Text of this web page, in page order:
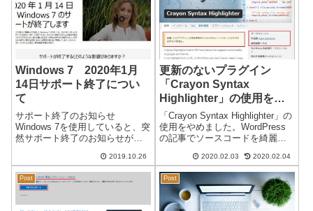
Windows 7 2020年1月
14日サポート終了につい
て
サポート終了のお知らせ
Windows 7を使用していると、突
然サポート終了のお知らせが表
サポートは、2020年1月14日（米
国時間）までになります。以前
から告知されていたので変更は
ありません。 お知らせのリンク
「...
2019.10.26
更新のないプラグイン
「Crayon Syntax
Highlighter」の使用をや
めることにしました。
「Crayon Syntax Highlighter」の
使用をやめました。WordPress
の記事でソースコードを綺麗に
Syntax Highlighter」です。かな
り人気のある個人的にも好きな
プラグイン...
2020.02.03 2020.02.04
Post Post